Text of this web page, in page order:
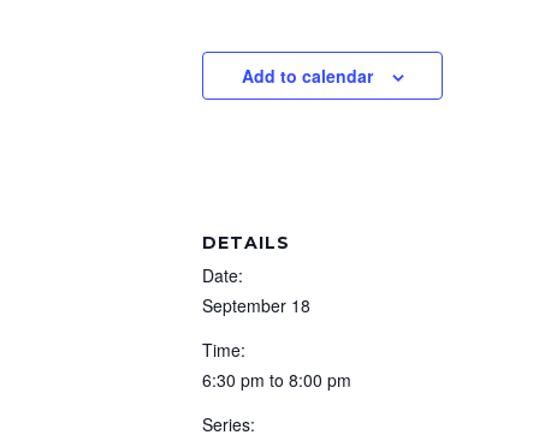
Add to calendar
DETAILS
Date:
September 18
Time:
6:30 pm to 8:00 pm
Series: